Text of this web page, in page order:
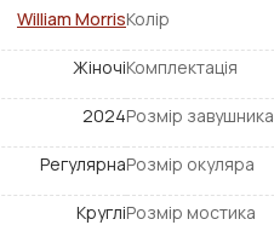
William Morris
Жіночі
2024
Регулярна
Круглі
Колір
Комплектація
Розмір завушника
Розмір окуляра
Розмір мостика